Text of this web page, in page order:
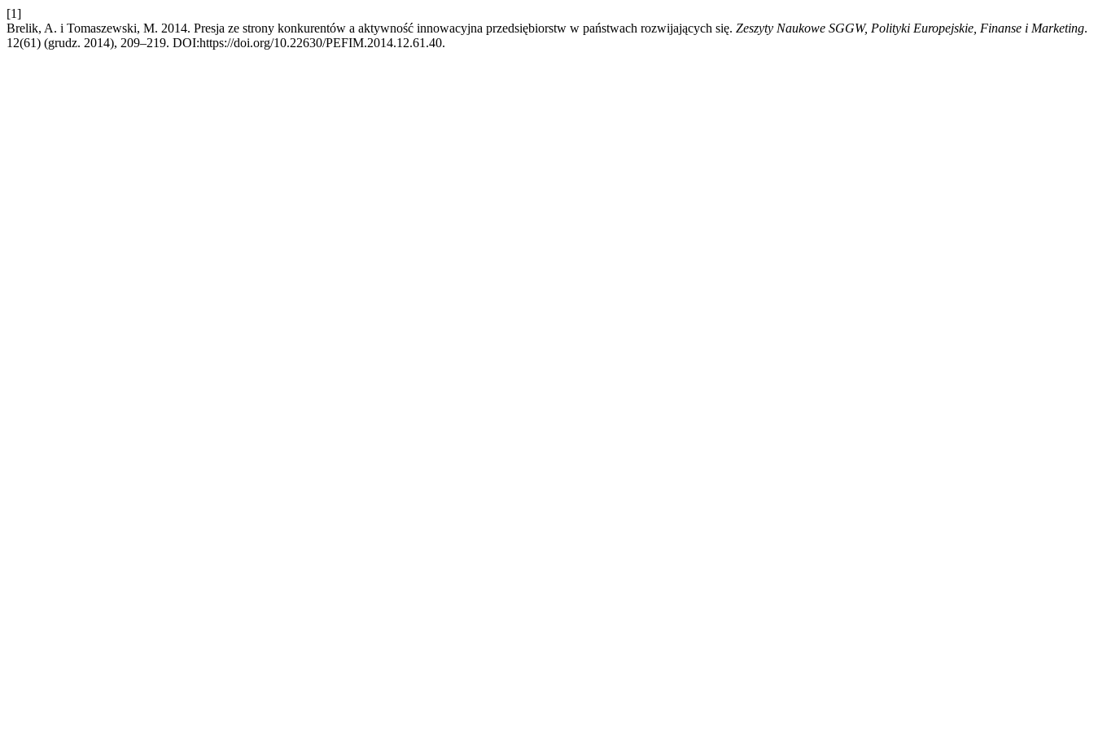
[1]
Brelik, A. i Tomaszewski, M. 2014. Presja ze strony konkurentów a aktywność innowacyjna przedsiębiorstw w państwach rozwijających się. Zeszyty Naukowe SGGW, Polityki Europejskie, Finanse i Marketing.
12(61) (grudz. 2014), 209–219. DOI:https://doi.org/10.22630/PEFIM.2014.12.61.40.